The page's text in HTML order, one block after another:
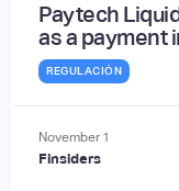
Paytech
as a payment
REGULACIÓN
November 1
Finsiders